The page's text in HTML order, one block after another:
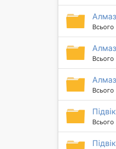
Всього
Всього
Всього
Всього